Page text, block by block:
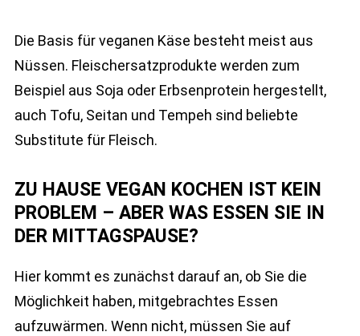
Die Basis für veganen Käse besteht meist aus
Nüssen. Fleischersatzprodukte werden zum
Beispiel aus Soja oder Erbsenprotein hergestellt,
auch Tofu, Seitan und Tempeh sind beliebte
Substitute für Fleisch.
ZU HAUSE VEGAN KOCHEN IST KEIN
PROBLEM – ABER WAS ESSEN SIE IN
DER MITTAGSPAUSE?
Hier kommt es zunächst darauf an, ob Sie die
Möglichkeit haben, mitgebrachtes Essen
aufzuwärmen. Wenn nicht, müssen Sie auf